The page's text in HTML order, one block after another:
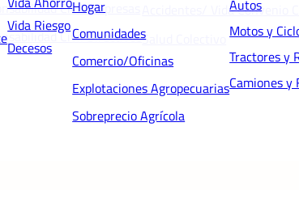
Civil Empresas
Civil Directivos
Accidentes/ Vida Convenio
Salud Colectivo
Vida Riesgo
Decesos
Hogar
Comunidades
Comercio/Oficinas
Explotaciones Agropecuarias
Sobreprecio Agrícola
Autos
Motos y
Tractores y
Camiones y